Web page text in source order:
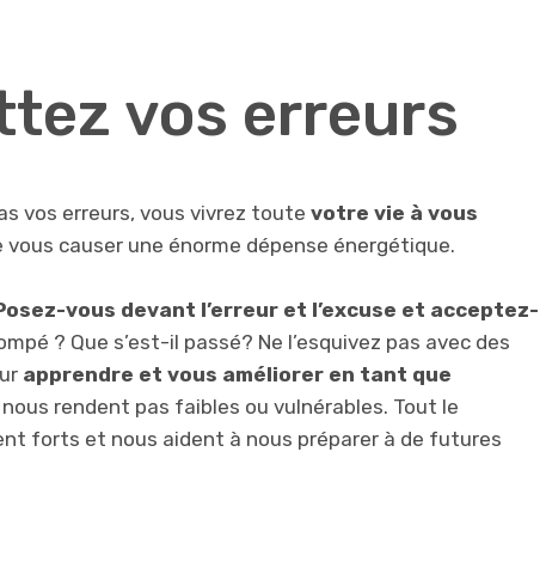
vos erreurs
vos erreurs, vous vivrez toute votre vie à vous
vous causer une énorme dépense énergétique.
vous devant l’erreur et l’excuse et acceptez-
? Que s’est-il passé? Ne l’esquivez pas avec des
apprendre et vous améliorer en tant que
nous rendent pas faibles ou vulnérables. Tout le
forts et nous aident à nous préparer à de futures